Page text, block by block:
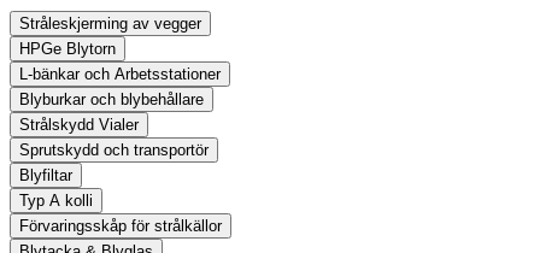
Stråleskjerming av vegger
HPGe Blytorn
L-bänkar och Arbetsstationer
Blyburkar och blybehållare
Strålskydd Vialer
Sprutskydd och transportör
Blyfiltar
Typ A kolli
Förvaringsskåp för strålkällor